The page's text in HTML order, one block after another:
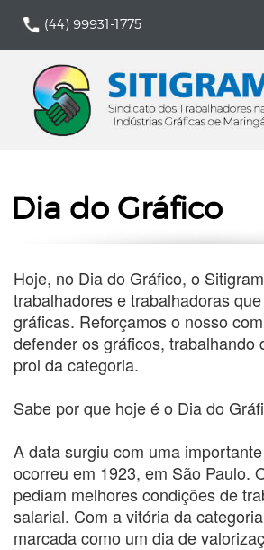
(44) 99931-1775
Dia do Gráfico
Hoje, no Dia do Gráfico, o
trabalhadores e trabalhadoras
gráficas. Reforçamos o nosso
defender os gráficos, trabalhando
prol da categoria.
Sabe por que hoje é o Dia do
A data surgiu com uma
ocorreu em 1923, em São Paulo.
pediam melhores condições de
salarial. Com a vitória da
marcada como um dia de